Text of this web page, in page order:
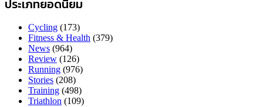
ประเภทยอดนิยม
Cycling (173)
Fitness & Health (379)
News (964)
Review (126)
Running (976)
Stories (208)
Training (498)
Triathlon (109)